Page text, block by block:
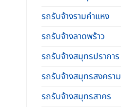
รถรับจ้างรามคําแหง
รถรับจ้างลาดพร้าว
รถรับจ้างสมุทรปราการ
รถรับจ้างสมุทรสงคราม
รถรับจ้างสมุทรสาคร